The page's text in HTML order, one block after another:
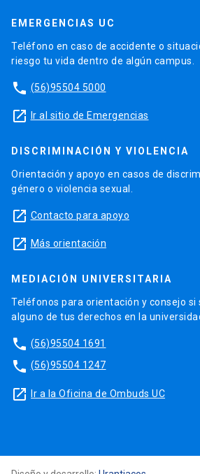
EMERGENCIAS UC
Teléfono en caso de accidente o
riesgo tu vida dentro de algún campus.
phone (56)95504 5000
launch Ir al sitio de Emergencias
DISCRIMINACIÓN Y VIOLENCIA
Orientación y apoyo en casos de
género o violencia sexual.
launch Contacto para apoyo
launch Más orientación
MEDIACIÓN UNIVERSITARIA
Teléfonos para orientación y consejo si
alguno de tus derechos en la
phone (56)95504 1691
phone (56)95504 1247
launch Ir a la Oficina de Ombuds UC